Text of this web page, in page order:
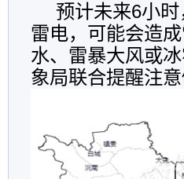
预计未来6小
雷电，可能会造
水、雷暴大风或
象局联合提醒注意